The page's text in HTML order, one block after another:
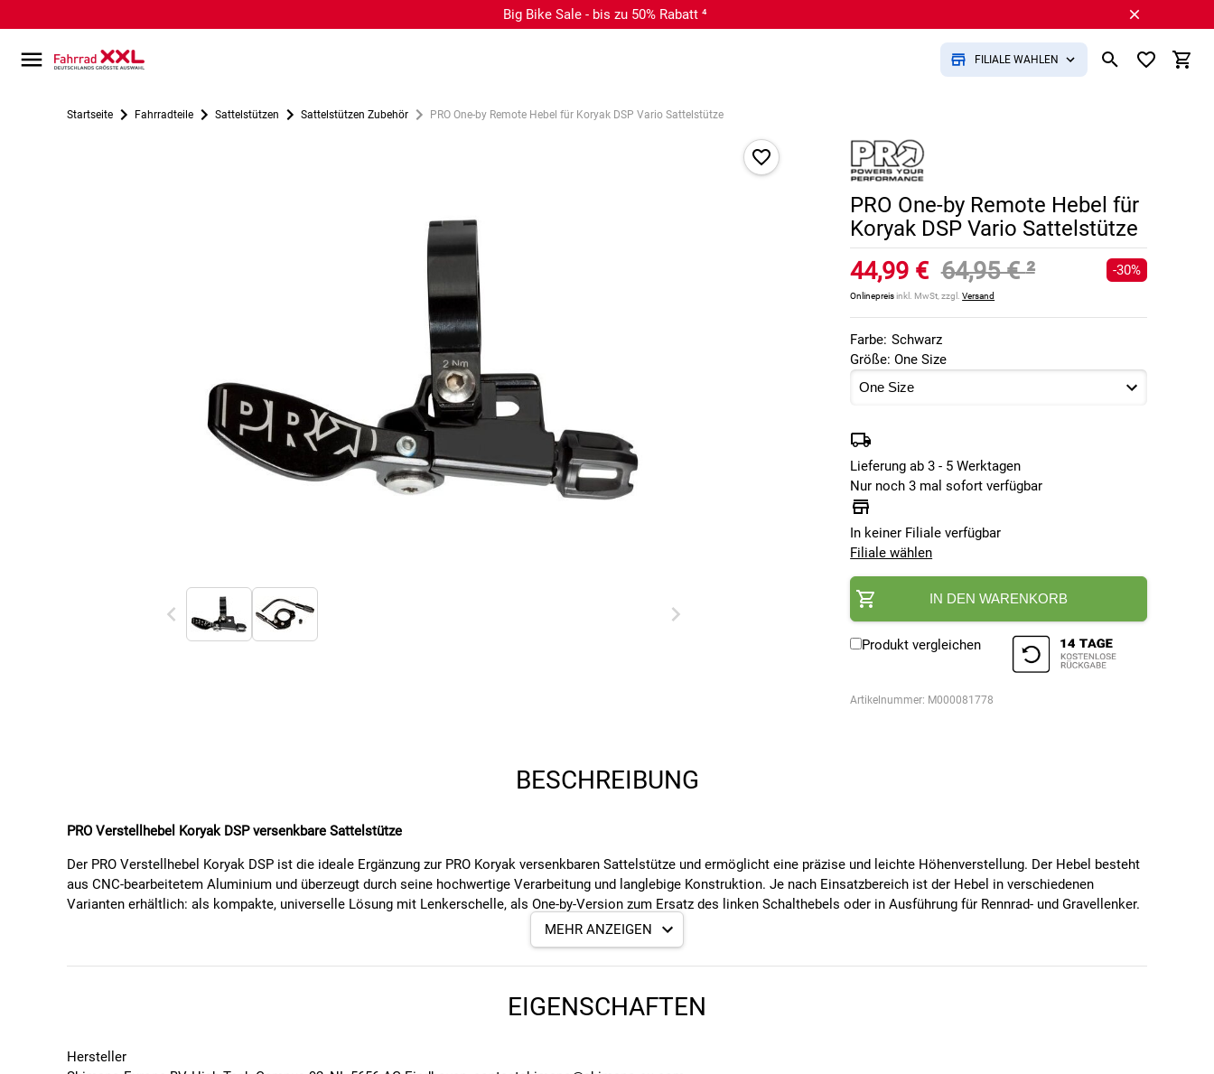
Big Bike Sale - bis zu 50% Rabatt ⁴
FILIALE WÄHLEN
Startseite Fahrradteile Sattelstützen Sattelstützen Zubehör PRO One-by Remote Hebel für Koryak DSP Vario Sattelstütze
PRO One-by Remote Hebel für
Koryak DSP Vario Sattelstütze
44,99 € 64,95 €²
Onlinepreisinkl. MwSt, zzgl.Versand
-30%
Farbe: Schwarz
Größe: One Size
Lieferung ab 3 - 5 Werktagen
Nur noch 3 mal sofort verfügbar
In keiner Filiale verfügbar
Filiale wählen
IN DEN WARENKORB
Produkt vergleichen
Artikelnummer: M000081778
BESCHREIBUNG
PRO Verstellhebel Koryak DSP versenkbare Sattelstütze
Der PRO Verstellhebel Koryak DSP ist die ideale Ergänzung zur PRO Koryak versenkbaren Sattelstütze und ermöglicht eine präzise und leichte Höhenverstellung. Der Hebel besteht
aus CNC-bearbeitetem Aluminium und überzeugt durch seine hochwertige Verarbeitung und langlebige Konstruktion. Je nach Einsatzbereich ist der Hebel in verschiedenen
Varianten erhältlich: als kompakte, universelle Lösung mit Lenkerschelle, als One-by-Version zum Ersatz des linken Schalthebels oder in Ausführung für Rennrad- und Gravellenker.
CNC-bearbeitetes Aluminium
Leichte und intuitive Bedienung
MEHR ANZEIGEN
EIGENSCHAFTEN
Hersteller